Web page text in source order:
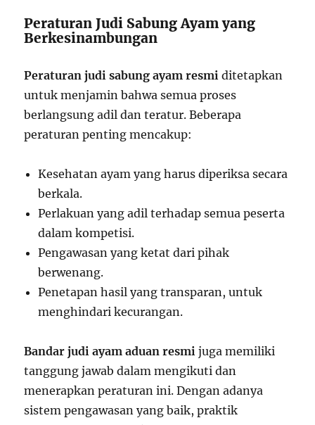
Peraturan Judi Sabung Ayam yang
Berkesinambungan
Peraturan judi sabung ayam resmi ditetapkan
untuk menjamin bahwa semua proses
berlangsung adil dan teratur. Beberapa
peraturan penting mencakup:
Kesehatan ayam yang harus diperiksa secara
berkala.
Perlakuan yang adil terhadap semua peserta
dalam kompetisi.
Pengawasan yang ketat dari pihak
berwenang.
Penetapan hasil yang transparan, untuk
menghindari kecurangan.
Bandar judi ayam aduan resmi juga memiliki
tanggung jawab dalam mengikuti dan
menerapkan peraturan ini. Dengan adanya
sistem pengawasan yang baik, praktik